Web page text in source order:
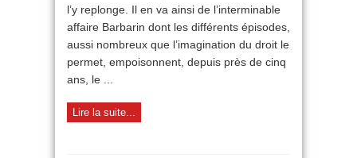
l’y replonge. Il en va ainsi de l’interminable
affaire Barbarin dont les différents épisodes,
aussi nombreux que l’imagination du droit le
permet, empoisonnent, depuis près de cinq
ans, le ...
Lire la suite...